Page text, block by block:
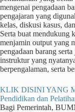
mengenai pengadaan
pengajaran yang
kelas, diskusi kasus,
Serta buat mendukung
menjamin output yang
pengadaan barang
instruktur yang
berpengalaman, serta
KLIK DISINI YANG
Pendidikan dan
Bagi Pemerintah,